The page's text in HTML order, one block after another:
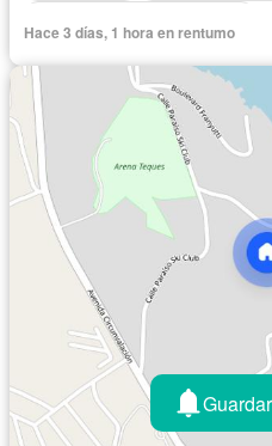
Hace 3 días, 1 hora en rentumo